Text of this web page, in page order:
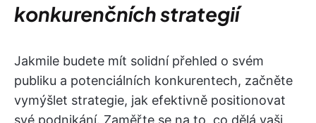
konkurenčních strategií
Jakmile budete mít solidní přehled o svém
publiku a potenciálních konkurentech, začněte
vymýšlet strategie, jak efektivně positionovat
své podnikání. Zaměřte se na to, co dělá vaši